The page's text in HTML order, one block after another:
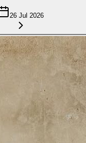
26 Jul 2026